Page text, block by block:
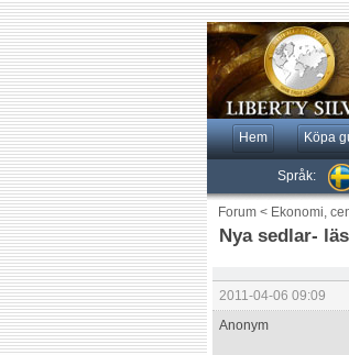
Hem Köpa
Språk:
Forum < Ekonomi,
Nya sedlar-
2011-04-06 09:09
Anonym